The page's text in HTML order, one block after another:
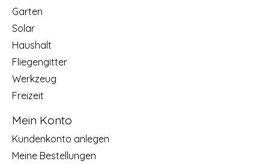
Garten
Solar
Haushalt
Fliegengitter
Werkzeug
Freizeit
Mein Konto
Kundenkonto anlegen
Meine Bestellungen